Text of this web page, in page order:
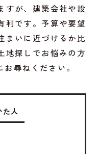
すが、建築会社や設
利です。予算や要望
まいに近づけるか比
地探しでお悩みの方
尋ねください。
た人